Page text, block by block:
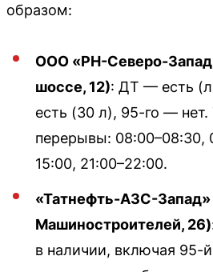
образом:
ООО «РН-Северо-
шоссе, 12): ДТ — есть
есть (30 л), 95-го — нет.
перерывы: 08:00–08:30,
15:00, 21:00–22:00.
«Татнефть-АЗС-
Машиностроителей, 26)
в наличии, включая